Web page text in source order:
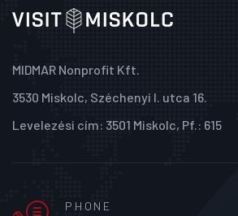
MIDMAR Nonprofit Kft.
3530 Miskolc, Széchenyi I. utca 16.
Levelezési cím: 3501 Miskolc, Pf.: 615
PHONE